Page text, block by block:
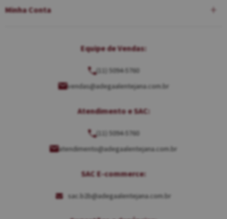
Minha Conta
Equipe de Vendas:
(11) 5094-5760
vendas@adegaalentejana.com.br
Atendimento e SAC:
(11) 5094-5760
atendimento@adegaalentejana.com.br
SAC E-commerce:
sac.b2b@adegaalentejana.com.br